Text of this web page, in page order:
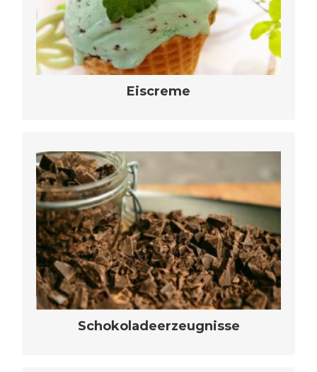
Eiscreme
mehr erfahren
Schokoladeerzeugnisse
speziell an Ihre Wünsche angepasste,
bedarfsorientierte Lösungen für
Schokoladeerzeugnisse aller Art
mehr erfahren